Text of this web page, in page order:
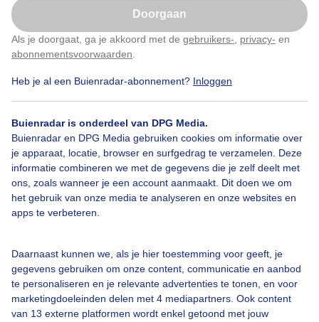
Doorgaan
Als je doorgaat, ga je akkoord met de gebruikers- privacy- en
abonnementsvoorwaarden
Heb je al een Buienradar-abonnement? Inloggen
Buienradar is onderdeel van DPG Media.
Buienradar en DPG Media gebruiken cookies om informatie over
je apparaat, locatie, browser en surfgedrag te verzamelen. Deze
informatie combineren we met de gegevens die je zelf deelt met
ons, zoals wanneer je een account aanmaakt. Dit doen we om
het gebruik van onze media te analyseren en onze websites en
apps te verbeteren.
Daarnaast kunnen we, als je hier toestemming voor geeft, je
gegevens gebruiken om onze content, communicatie en aanbod
te personaliseren en je relevante advertenties te tonen, en voor
marketingdoeleinden delen met 4 mediapartners. Ook content
van 13 externe platformen wordt enkel getoond met jouw
Bekijk slideshow
Een moment geduld aub...
Klik hierom dit aan te passen